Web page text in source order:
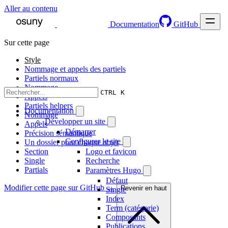
Aller au contenu
Documentation
GitHub
CTRL K
Documentation
Développer un site
Démarrer
Configurer le site
Logo et favicon
Recherche
Paramètres Hugo
Défaut
Single
Index
Term (catégorie)
Composants
Publications
Sur cette page
Style
Nommage et appels des partiels
Partiels normaux
Nommage
Appels
Partiels helpers
Nommage
Appels
Précision sémantique
Un dossier pour chaque objet
Section
Single
Partials
Modifier cette page sur GitHub → Revenir en haut